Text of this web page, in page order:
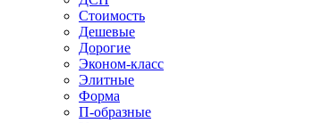
Стоимость
Дешевые
Дорогие
Эконом-класс
Элитные
Форма
П-образные